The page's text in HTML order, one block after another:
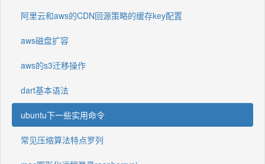
阿里云和aws的CDN回源策略的缓存key配置
aws磁盘扩容
aws的s3迁移操作
dart基本语法
ubuntu下一些实用命令
常见压缩算法特点罗列